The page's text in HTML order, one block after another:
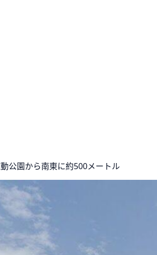
公園から南東に約500メートル